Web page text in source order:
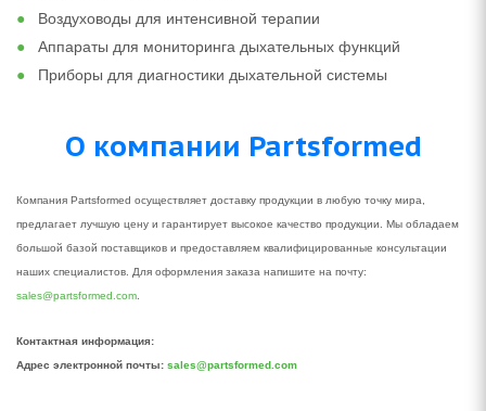
Воздуховоды для интенсивной терапии
Аппараты для мониторинга дыхательных функций
Приборы для диагностики дыхательной системы
О компании Partsformed
Компания Partsformed осуществляет доставку продукции в любую точку мира,
предлагает лучшую цену и гарантирует высокое качество продукции. Мы обладаем
большой базой поставщиков и предоставляем квалифицированные консультации
наших специалистов. Для оформления заказа напишите на почту:
sales@partsformed.com
Контактная информация:
Адрес электронной почты: sales@partsformed.com